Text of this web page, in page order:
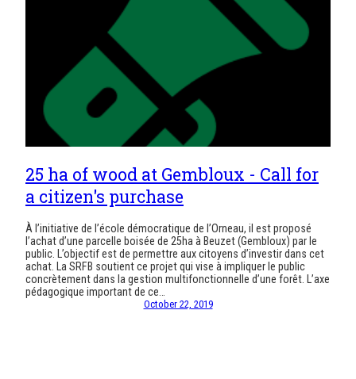
25 ha of wood at Gembloux - Call for
a citizen's purchase
À l’initiative de l’école démocratique de l’Orneau, il est proposé
l’achat d’une parcelle boisée de 25ha à Beuzet (Gembloux) par le
public. L’objectif est de permettre aux citoyens d’investir dans cet
achat. La SRFB soutient ce projet qui vise à impliquer le public
concrètement dans la gestion multifonctionnelle d’une forêt. L’axe
pédagogique important de ce…
October 22, 2019